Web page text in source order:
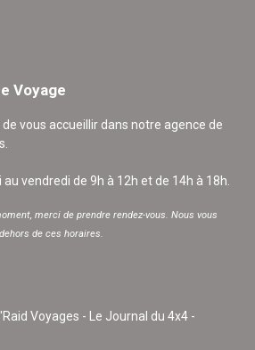
Voyage
vous accueillir dans notre agence de
vendredi de 9h à 12h et de 14h à 18h.
merci de prendre rendez-vous. Nous vous
de ces horaires.
Voyages - Le Journal du 4x4 -